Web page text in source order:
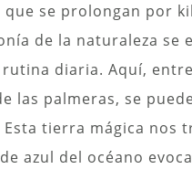
se prolongan por
de la naturaleza se
diaria. Aquí,
las palmeras, se
tierra mágica nos
azul del océano